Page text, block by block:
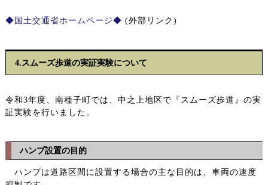
◆国土交通省ホームページ◆ (外部リンク)
4.スムーズ歩道の実証実験について
令和3年度、南種子町では、中之上地区で『スムーズ歩道』の実
証実験を行いました。
ハンプ設置の目的
ハンプは道路区間に設置する場合の主な目的は、車両の速度